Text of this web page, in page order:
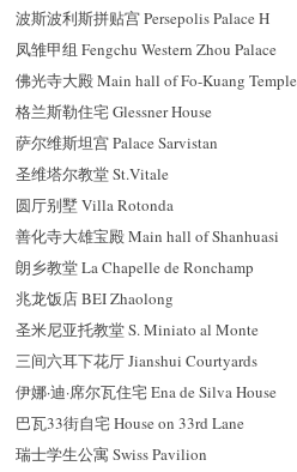
波斯波利斯拼贴宫 Persepolis Palace H
凤雏甲组 Fengchu Western Zhou Palace
佛光寺大殿 Main hall of Fo-Kuang Temple
格兰斯勒住宅 Glessner House
萨尔维斯坦宫 Palace Sarvistan
圣维塔尔教堂 St.Vitale
圆厅别墅 Villa Rotonda
善化寺大雄宝殿 Main hall of Shanhuasi
朗乡教堂 La Chapelle de Ronchamp
兆龙饭店 BEI Zhaolong
圣米尼亚托教堂 S. Miniato al Monte
三间六耳下花厅 Jianshui Courtyards
伊娜·迪·席尔瓦住宅 Ena de Silva House
巴瓦33街自宅 House on 33rd Lane
瑞士学生公寓 Swiss Pavilion